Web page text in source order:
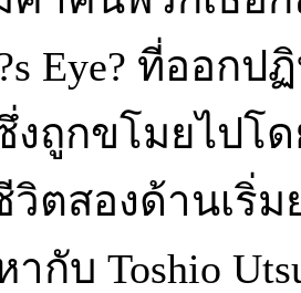
Eye? ที่ออก
งถูกขโมยไปโ
วิตสองด้านเริ่ม
ากับ Toshio